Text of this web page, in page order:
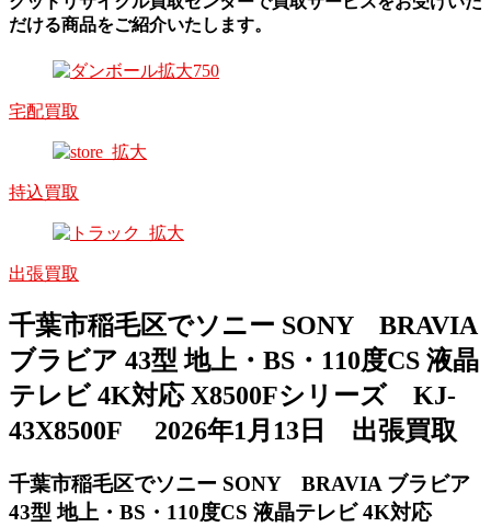
だける商品をご紹介いたします。
宅配買取
持込買取
出張買取
千葉市稲毛区でソニー SONY BRAVIA
ブラビア 43型 地上・BS・110度CS 液晶
テレビ 4K対応 X8500Fシリーズ KJ-
43X8500F 2026年1月13日 出張買取
千葉市稲毛区でソニー SONY BRAVIA ブラビア
43型 地上・BS・110度CS 液晶テレビ 4K対応